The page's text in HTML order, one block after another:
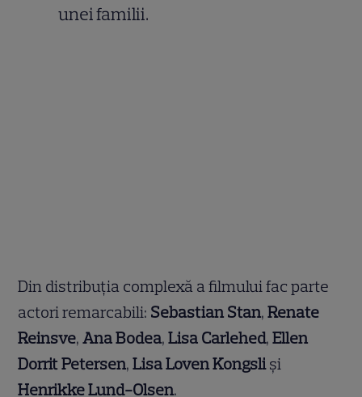
unei familii.
Din distribuția complexă a filmului fac parte
actori remarcabili: Sebastian Stan,Renate
Reinsve,Ana Bodea,Lisa Carlehed,Ellen
Dorrit Petersen,Lisa Loven Kongsliși
Henrikke Lund-Olsen.